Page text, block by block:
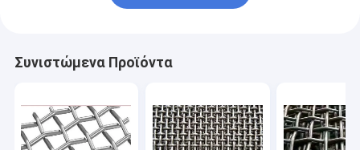
Συνιστώμενα Προϊόντα